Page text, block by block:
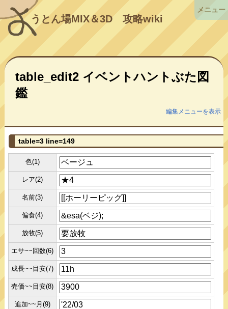
うとん場MIX＆3D攻略wiki
table_edit2 イベントハントぶた図
鑑
編集メニューを表示
table=3 line=149
色(1)
レア(2)
名前(3)
偏食(4)
放牧(5)
エサ~~回数(6)
成長~~目安(7)
売価~~目安(8)
追加~~月(9)
メニュー